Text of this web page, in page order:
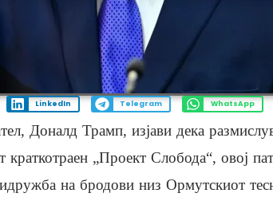
LinkedIn Telegram WhatsApp
Доналд Трамп, изјави дека
краткотраен „Проект Слобода“, овој
на бродови низ Ормутскиот